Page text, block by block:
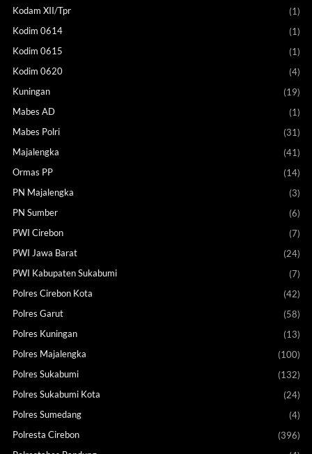
Kodam XII/Tpr
(1)
Kodim 0614
(1)
Kodim 0615
(1)
Kodim 0620
(4)
Kuningan
(19)
Mabes AD
(1)
Mabes Polri
(31)
Majalengka
(41)
Ormas PP
(14)
PN Majalengka
(3)
PN Sumber
(6)
PWI Cirebon
(7)
PWI Jawa Barat
(24)
PWI Kabupaten Sukabumi
(7)
Polres Cirebon Kota
(42)
Polres Garut
(58)
Polres Kuningan
(13)
Polres Majalengka
(100)
Polres Sukabumi
(132)
Polres Sukabumi Kota
(24)
Polres Sumedang
(4)
Polresta Cirebon
(396)